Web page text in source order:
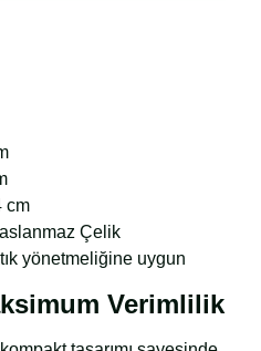
cm
Çelik
yönetmeliğine uygun
Verimlilik